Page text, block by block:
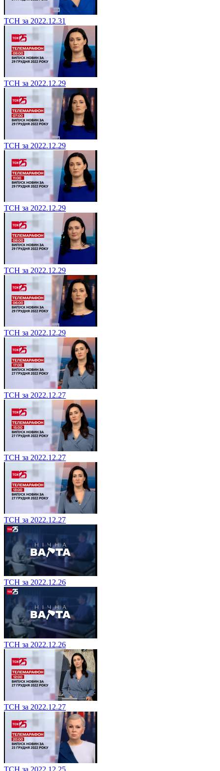
ТСН за 2022.12.31
ТСН за 2022.12.29
ТСН за 2022.12.29
ТСН за 2022.12.29
ТСН за 2022.12.29
ТСН за 2022.12.29
ТСН за 2022.12.27
ТСН за 2022.12.27
ТСН за 2022.12.27
ТСН за 2022.12.26
ТСН за 2022.12.26
ТСН за 2022.12.27
ТСН за 2022.12.25